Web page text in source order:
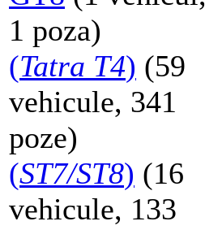
1 poza)
(Tatra T4) (59
vehicule, 341
poze)
(ST7/ST8) (16
vehicule, 133